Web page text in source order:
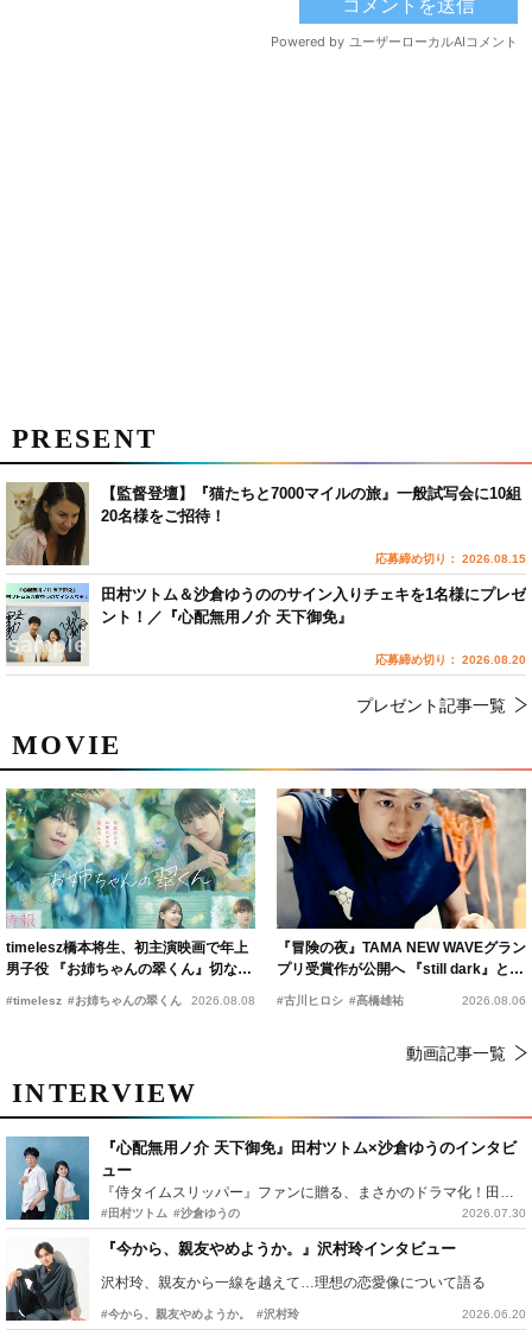
MOVIE
timelesz橋本将生、初主演映画で年上
男子役 『お姉ちゃんの翠くん』切ない
#timelesz #お姉ちゃんの翠くん 2026.08.08
『冒険の夜』TAMA NEW WAVEグラン
プリ受賞作が公開へ 『still dark』と同
#古川ヒロシ #髙橋雄祐 2026.08.06
動画記事一覧
INTERVIEW
『心配無用ノ介 天下御免』田村ツトム×沙倉ゆうのインタビ
ュー
『侍タイムスリッパー』ファンに贈る、まさかのドラマ化！田村ツトム×沙倉ゆうのが語る『心配無用ノ介』撮影秘話
#田村ツトム #沙倉ゆうの 2026.07.30
『今から、親友やめようか。』沢村玲インタビュー
沢村玲、親友から一線を越えて…理想の恋愛像について語る
#今から、親友やめようか。 #沢村玲 2026.06.20
PRESENT
【監督登壇】『猫たちと7000マイルの旅』一般試写会に10組
20名様をご招待！
応募締め切り： 2026.08.15
田村ツトム＆沙倉ゆうののサイン入りチェキを1名様にプレゼ
ント！／『心配無用ノ介 天下御免』
応募締め切り： 2026.08.20
プレゼント記事一覧